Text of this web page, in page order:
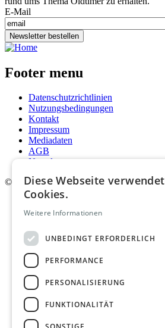
E-Mail
Newsletter bestellen
Footer menu
Datenschutzrichtlinien
Nutzungsbedingungen
Kontakt
Impressum
Mediadaten
AGB
Newsletter
© 2026. Alle Rechte vorbehalten.
Diese Webseite verwendet
Cookies.
Weitere Informationen
UNBEDINGT ERFORDERLICH
PERFORMANCE
PERSONALISIERUNG
FUNKTIONALITÄT